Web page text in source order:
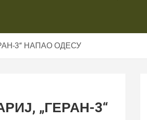
3“ НАПАО ОДЕСУ
„ГЕРАН-3“